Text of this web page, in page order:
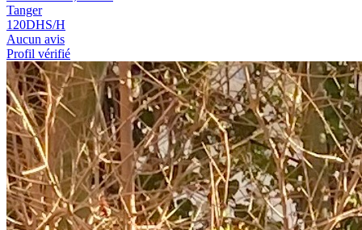
Tanger
120DHS/H
Aucun avis
Profil vérifié